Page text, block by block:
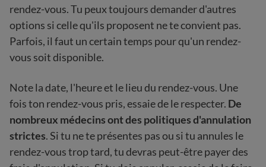
rendez-vous. Tu peux toujours demander d'autres
options si celle qu'ils proposent ne te convient pas.
Parfois, il faut un certain temps pour qu'un rendez-
vous soit disponible.
Note la date, l'heure et le lieu du rendez-vous. Une
fois ton rendez-vous pris, essaie de le respecter. De
nombreux médecins ont des politiques d'annulation
strictes. Si tu ne te présentes pas ou si tu annules le
rendez-vous trop tard, tu devras peut-être payer des